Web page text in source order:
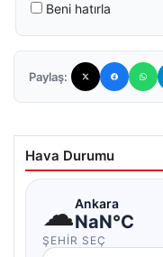
Beni hatırla
Paylaş:
Hava Durumu
☁Ankara
NaN°C
ŞEHIR SEÇ